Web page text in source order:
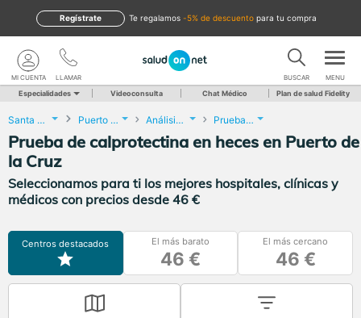
te regalamos -5% de descuento para tu compra
Regístrate
LLAMAR
MI CUENTA BUSCAR MENU
Especialidades Videoconsulta Chat Médico Plan de salud Fidelity
Santa Cruz de Tenerife Puerto de la Cruz Análisis Clínicos Prueba de calprotectina en heces
Prueba de calprotectina en heces en Puerto de
la Cruz
Seleccionamos para ti los mejores hospitales, clínicas y
médicos con precios desde 46 €
Centros destacados El más barato
46 €
El más cercano
46 €